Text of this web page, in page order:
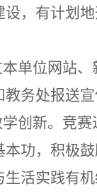
，有计划
单位网站
务处报送宣
创新。竞
功，积极
生活实践有机